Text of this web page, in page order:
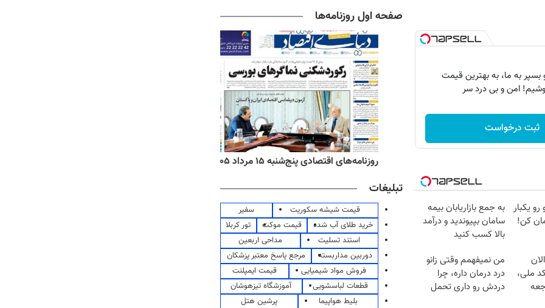
به ما، به بهترین قیمت
امن و بی درد سر
ثبت درخواست
رو یکبار
کن!
به جمع بازاریابان بیمه
سامان بپیوندید و درآمد
بالا کسب کنید
ملی،
من نمیفهمم وقتی زانو
درد درمان داره، چرا
دردش رو داری تحمل
صفحه اول روزنامه‌ها
روزنامه‌های اقتصادی پنج‌شنبه ۱۵ مرداد ۱۴۰۵
تبلیغات
قیمت شیشه سکوریت
سفیر
خرید طلای آب شده
قیمت موکت
تور کربلا
استند تسلیت
مداحی اربعین
دوربین مداربسته
مرجع پاسخ معتبر پزشکان
فروش مواد شیمیایی
قیمت ایمپلنت
قطعات لباسشویی
آموزشگاه تیزهوشان
بلیط هواپیما
پرشین هتل